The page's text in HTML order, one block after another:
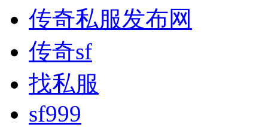
传奇私服发布网
传奇sf
找私服
sf999